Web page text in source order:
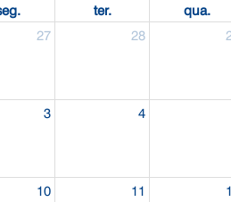
ter. qua.
27 28
3 4
10 11